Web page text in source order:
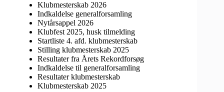
Klubmesterskab 2026
Indkaldelse generalforsamling
Nytårsappel 2026
Klubfest 2025, husk tilmelding
Startliste 4. afd. klubmesterskab
Stilling klubmesterskab 2025
Resultater fra Årets Rekordforsøg
Indkaldelse til generalforsamling
Resultater klubmesterskab
Klubmesterskab 2025